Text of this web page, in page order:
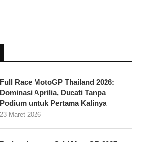
Full Race MotoGP Thailand 2026:
Dominasi Aprilia, Ducati Tanpa
Podium untuk Pertama Kalinya
23 Maret 2026